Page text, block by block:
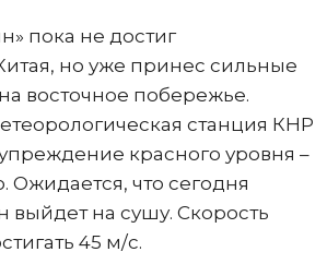
пока не достиг
но уже принес сильные
восточное побережье.
станция КНР
красного уровня –
Ожидается, что сегодня
выйдет на сушу. Скорость
45 м/с.